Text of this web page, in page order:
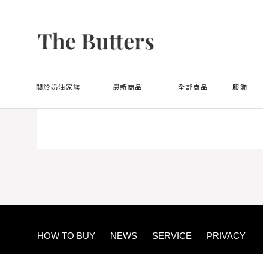
關於奶油家族 最新商品 全部商品 服飾
首頁 Cinnamoroll
HOW TO BUY NEWS SERVICE PRIVACY